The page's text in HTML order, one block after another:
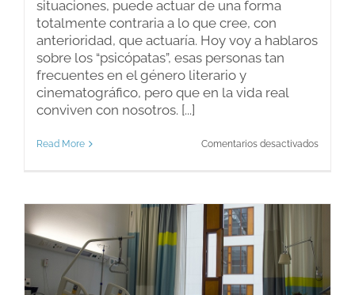
situaciones, puede actuar de una forma
totalmente contraria a lo que cree, con
anterioridad, que actuaría. Hoy voy a hablaros
sobre los “psicópatas”, esas personas tan
frecuentes en el género literario y
cinematográfico, pero que en la vida real
conviven con nosotros. [...]
Read More Comentarios desactivadosen